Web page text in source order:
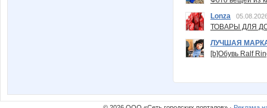
Lonza
ТОВАРЫ ДЛЯ
ЛУЧШАЯ
[b]Обувь Ralf